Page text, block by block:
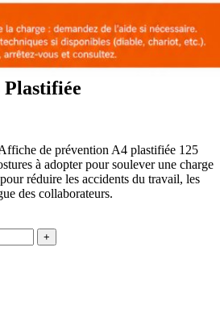
Postures pour Soulever
Plastifiée
de prévention A4 plastifiée 125
à adopter pour soulever une charge
réduire les accidents du travail, les
des collaborateurs.
+